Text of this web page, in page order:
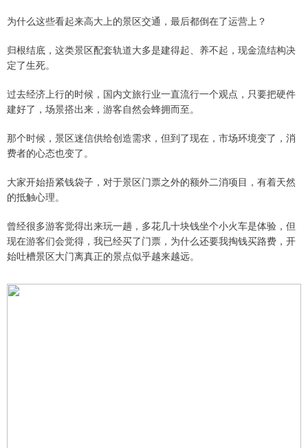
为什么这些看起来高大上的景区交通，最后都倒在了运营上？
归根结底，这类景区配套轨道大多是建得起、养不起，现金流结构决
定了生死。
过去经济上行的时候，国内文旅行业一直流行一个观点，只要把硬件
建好了，场景搭出来，游客自然会蜂拥而至。
那个时候，景区迷信供给创造需求，但到了现在，市场环境变了，消
费者的心态也变了。
大家开始捂紧钱袋子，对于景区门票之外的额外二消项目，有着天然
的抵触心理。
曾经很多游客觉得出来玩一趟，多花几十块钱坐个小火车是体验，但
现在游客们会觉得，我已经买了门票，为什么还要我掏钱买路费，开
始吐槽景区大门离真正的景点似乎越来越远。